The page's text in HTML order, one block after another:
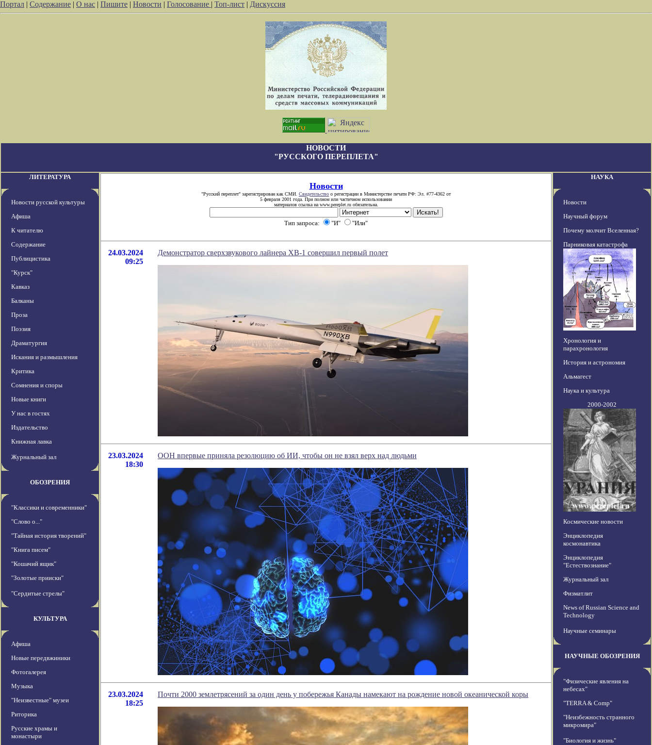
Портал | Содержание | О нас | Пишите | Новости | Голосование | Топ-лист | Дискуссия
НОВОСТИ
"РУССКОГО ПЕРЕПЛЕТА"
ЛИТЕРАТУРА
Новости русской культуры
Афиша
К читателю
Содержание
Публицистика
"Курск"
Кавказ
Балканы
Проза
Поэзия
Драматургия
Искания и размышления
Критика
Сомнения и споры
Новые книги
У нас в гостях
Издательство
Книжная лавка
Журнальный зал
ОБОЗРЕНИЯ
"Классики и современники"
"Слово о..."
"Тайная история творений"
"Книга писем"
"Кошачий ящик"
"Золотые прииски"
"Сердитые стрелы"
КУЛЬТУРА
Афиша
Новые передвжиники
Фотогалерея
Музыка
"Неизвестные" музеи
Риторика
Русские храмы и
монастыри
Новости
"Русский переплет" зарегистрирован как СМИ. Свидетельство о регистрации в Министерстве печати РФ: Эл. #77-4362 от
5 февраля 2001 года. При полном или частичном использовании
материалов ссылка на www.pereplet.ru обязательна.
Тип запроса: "И" "Или"
24.03.2024
09:25
Демонстратор сверхзвукового лайнера XB-1 совершил первый полет
23.03.2024
18:30
ООН впервые приняла резолюцию об ИИ, чтобы он не взял верх над людьми
23.03.2024
18:25
Почти 2000 землетрясений за один день у побережья Канады намекают на рождение новой океанической коры
НАУКА
Новости
Научный форум
Почему молчит Вселенная?
Парниковая катастрофа
Хронология и
парахронология
История и астрономия
Альмагест
Наука и культура
2000-2002
Космические новости
Энциклопедия
космонавтика
Энциклопедия
"Естествознание"
Журнальный зал
Физматлит
News of Russian Science and
Technology
Научные семинары
НАУЧНЫЕ ОБОЗРЕНИЯ
"Физические явления на
небесах"
"TERRA & Comp"
"Неизбежность странного
микромира"
"Биология и жизнь"